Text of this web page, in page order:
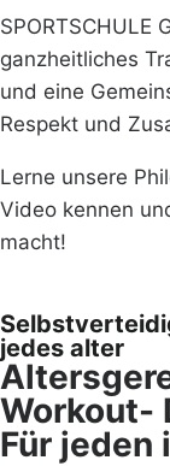
SPORTSCHULE
ganzheitliches
und eine
Respekt und
Lerne unsere
Video kennen
macht!
jedes alter
Workout-
Für jeden